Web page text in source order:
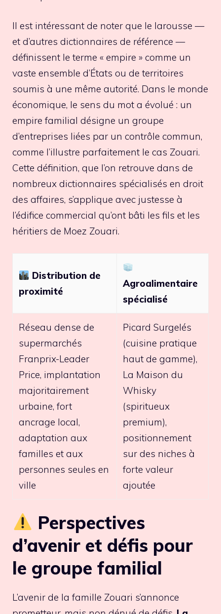
Il est intéressant de noter que le larousse —
et d’autres dictionnaires de référence —
définissent le terme « empire » comme un
vaste ensemble d’États ou de territoires
soumis à une même autorité. Dans le monde
économique, le sens du mot a évolué : un
empire familial désigne un groupe
d’entreprises liées par un contrôle commun,
comme l’illustre parfaitement le cas Zouari.
Cette définition, que l’on retrouve dans de
nombreux dictionnaires spécialisés en droit
des affaires, s’applique avec justesse à
l’édifice commercial qu’ont bâti les fils et les
héritiers de Moez Zouari.
Distribution de
proximité
Agroalimentaire
spécialisé
Réseau dense de
supermarchés
Franprix-Leader
Price, implantation
majoritairement
urbaine, fort
ancrage local,
adaptation aux
familles et aux
personnes seules en
ville
Picard Surgelés
(cuisine pratique
haut de gamme),
La Maison du
Whisky
(spiritueux
premium),
positionnement
sur des niches à
forte valeur
ajoutée
Perspectives
d’avenir et défis pour
le groupe familial
L’avenir de la famille Zouari s’annonce